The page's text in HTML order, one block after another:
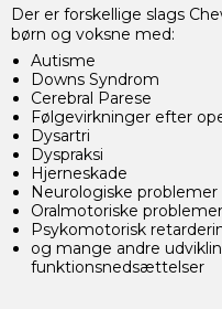
Der er forskellige slags
børn og voksne med:
Autisme
Downs Syndrom
Cerebral Parese
Følgevirkninger efter
Dysartri
Dyspraksi
Hjerneskade
Neurologiske problemer
Oralmotoriske problemer
Psykomotorisk
og mange andre
funktionsnedsættelser